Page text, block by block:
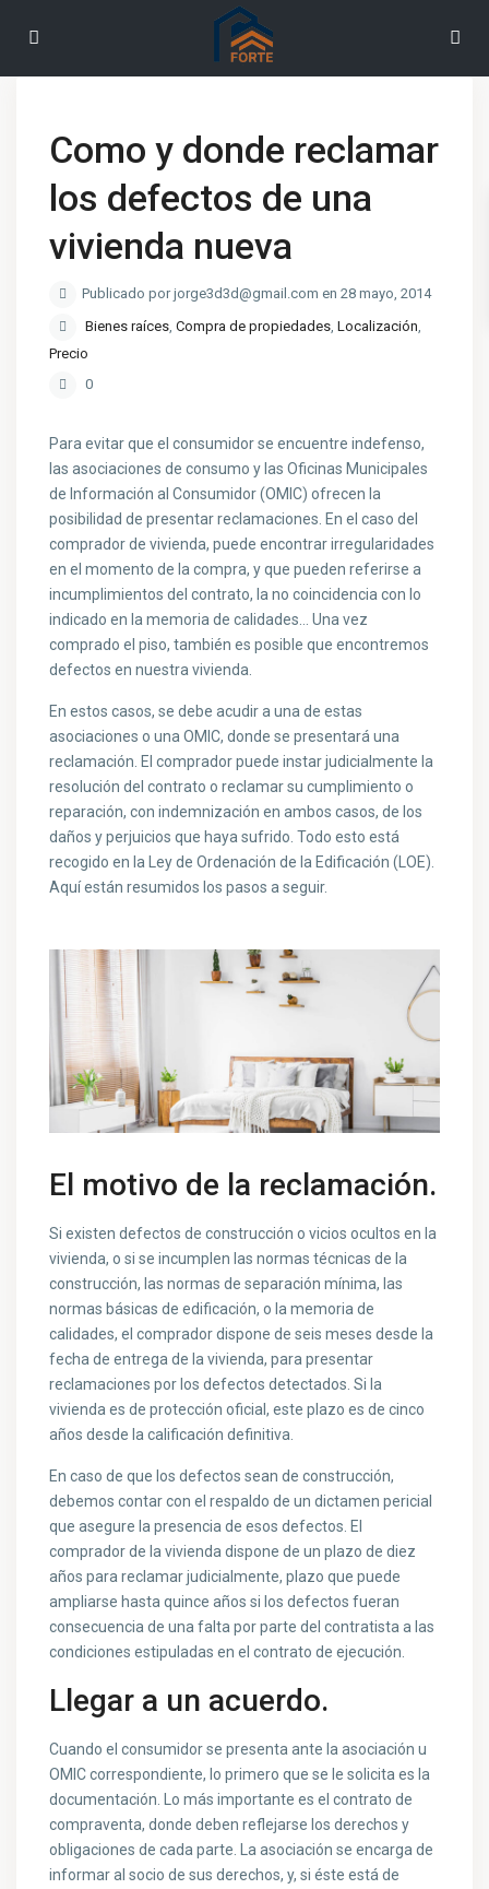
Como y donde reclamar
los defectos de una
vivienda nueva
Publicado por jorge3d3d@gmail.com en 28 mayo, 2014
Bienes raíces,Compra de propiedades,Localización,
Precio
0
Para evitar que el consumidor se encuentre indefenso,
las asociaciones de consumo y las Oficinas Municipales
de Información al Consumidor (OMIC) ofrecen la
posibilidad de presentar reclamaciones. En el caso del
comprador de vivienda, puede encontrar irregularidades
en el momento de la compra, y que pueden referirse a
incumplimientos del contrato, la no coincidencia con lo
indicado en la memoria de calidades… Una vez
comprado el piso, también es posible que encontremos
defectos en nuestra vivienda.
En estos casos, se debe acudir a una de estas
asociaciones o una OMIC, donde se presentará una
reclamación. El comprador puede instar judicialmente la
resolución del contrato o reclamar su cumplimiento o
reparación, con indemnización en ambos casos, de los
daños y perjuicios que haya sufrido. Todo esto está
recogido en la Ley de Ordenación de la Edificación (LOE).
Aquí están resumidos los pasos a seguir.
El motivo de la reclamación.
Si existen defectos de construcción o vicios ocultos en la
vivienda, o si se incumplen las normas técnicas de la
construcción, las normas de separación mínima, las
normas básicas de edificación, o la memoria de
calidades, el comprador dispone de seis meses desde la
fecha de entrega de la vivienda, para presentar
reclamaciones por los defectos detectados. Si la
vivienda es de protección oficial, este plazo es de cinco
años desde la calificación definitiva.
En caso de que los defectos sean de construcción,
debemos contar con el respaldo de un dictamen pericial
que asegure la presencia de esos defectos. El
comprador de la vivienda dispone de un plazo de diez
años para reclamar judicialmente, plazo que puede
ampliarse hasta quince años si los defectos fueran
consecuencia de una falta por parte del contratista a las
condiciones estipuladas en el contrato de ejecución.
Llegar a un acuerdo.
Cuando el consumidor se presenta ante la asociación u
OMIC correspondiente, lo primero que se le solicita es la
documentación. Lo más importante es el contrato de
compraventa, donde deben reflejarse los derechos y
obligaciones de cada parte. La asociación se encarga de
informar al socio de sus derechos, y, si éste está de